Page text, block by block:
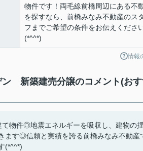
物件です！両毛線前橋周辺にある不
を探すなら、前橋みなみ不動産のス
フまでご希望の条件をお伝えくださ
(*^^*)
情報
新築建売分譲のコメント(お
物件◎地震エネルギーを吸収し、建物の
ます◎信頼と実績を誇る前橋みなみ不動産
(*^^*)